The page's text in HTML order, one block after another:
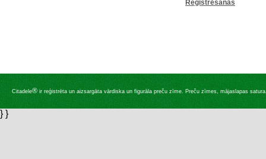
Reģistrēšanās
Citadele® ir reģistrēta un aizsargāta vārdiska un figurāla preču zīme. Preču zīmes, mājaslapas
} }